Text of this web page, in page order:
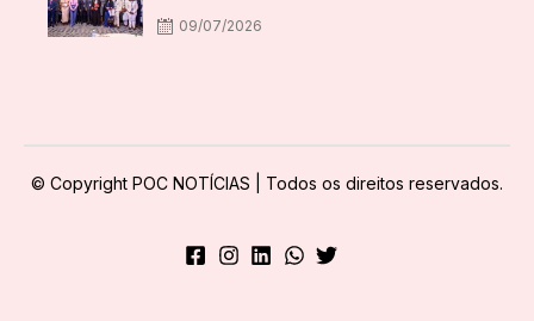
09/07/2026
© Copyright POC NOTÍCIAS | Todos os direitos reservados.